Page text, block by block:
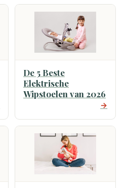
De 5 Beste
Elektrische
Wipstoelen van 2026
→